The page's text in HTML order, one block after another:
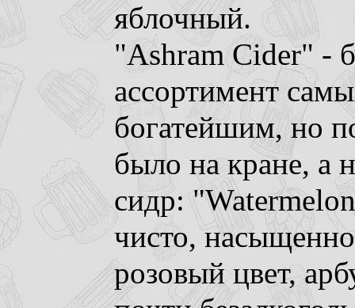
яблочный.
"Ashram Cider" -
ассортимент
богатейшим, но
было на кране, а
сидр:
чисто,
розовый цвет,